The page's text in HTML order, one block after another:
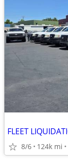
8/6 124k mi